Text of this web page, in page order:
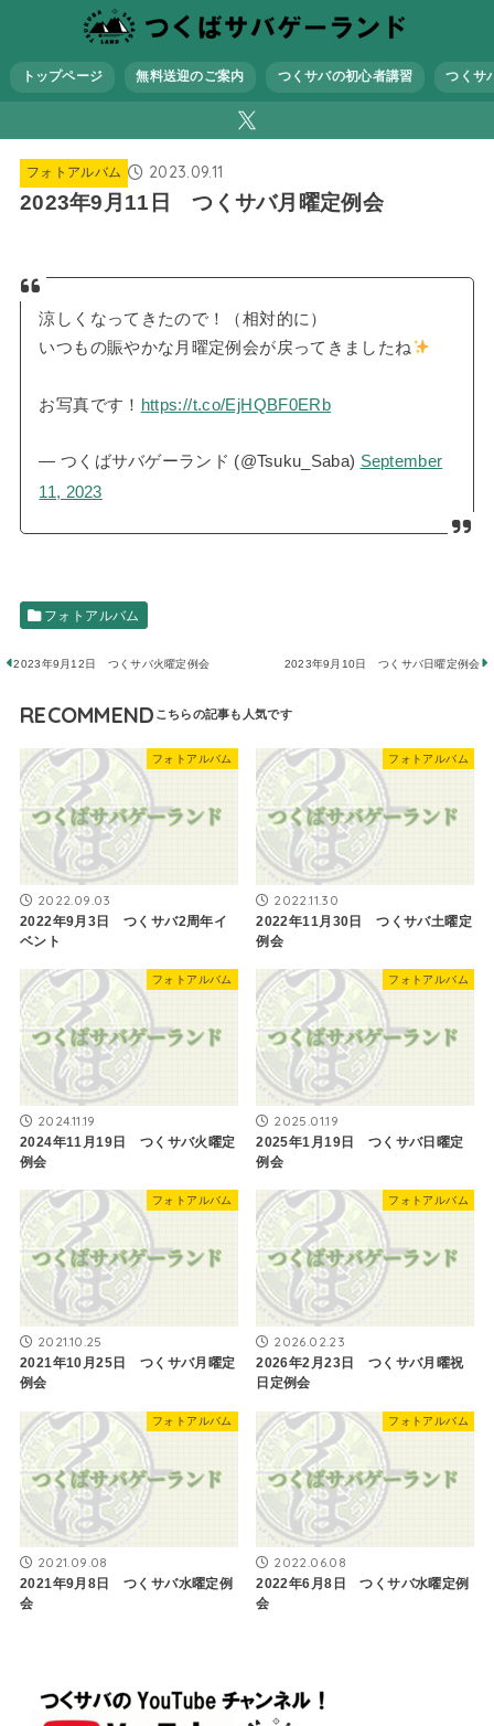
トップページ 無料送迎のご案内 つくサバの初心者講習 つくサ
フォトアルバム 2023.09.11
2023年9月11日 つくサバ月曜定例会
涼しくなってきたので！（相対的に）
いつもの賑やかな月曜定例会が戻ってきましたね
お写真です！ https://t.co/EjHQBF0ERb
— つくばサバゲーランド (@Tsuku_Saba) September
11, 2023
フォトアルバム
2023年9月12日 つくサバ火曜定例会 2023年9月10日 つくサバ日曜定例会
RECOMMEND
フォトアルバム
2022.09.03
2022年9月3日 つくサバ2周年イ
ベント
フォトアルバム
2022.11.30
2022年11月30日 つくサバ土曜定
例会
フォトアルバム
2024.11.19
2024年11月19日 つくサバ火曜定
例会
フォトアルバム
2025.01.19
2025年1月19日 つくサバ日曜定
例会
フォトアルバム
2021.10.25
2021年10月25日 つくサバ月曜定
例会
フォトアルバム
2026.02.23
2026年2月23日 つくサバ月曜祝
日定例会
フォトアルバム
2021.09.08
2021年9月8日 つくサバ水曜定例
会
フォトアルバム
2022.06.08
2022年6月8日 つくサバ水曜定例
会